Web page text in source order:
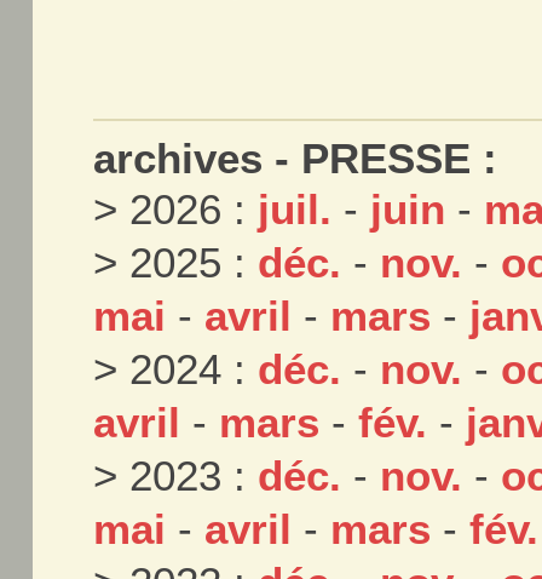
archives - PRESSE :
> 2026 : juil. - juin -
> 2025 : déc. - nov. -
mai - avril - mars -
> 2024 : déc. - nov. -
avril - mars -fév. -
> 2023 : déc. - nov. -
mai - avril - mars -fév.